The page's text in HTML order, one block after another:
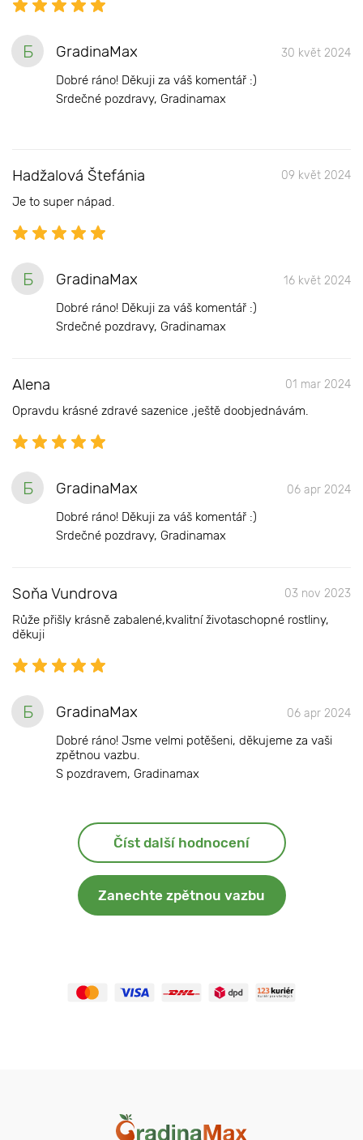
Б GradinaMax 30 květ 2024
Dobré ráno! Děkuji za váš komentář :)
Srdečné pozdravy, Gradinamax
Hadžalová Štefánia 09 květ 2024
Je to super nápad.
Б GradinaMax 16 květ 2024
Dobré ráno! Děkuji za váš komentář :)
Srdečné pozdravy, Gradinamax
Alena 01 mar 2024
Opravdu krásné zdravé sazenice ,ještě doobjednávám.
Б GradinaMax 06 apr 2024
Dobré ráno! Děkuji za váš komentář :)
Srdečné pozdravy, Gradinamax
Soňa Vundrova 03 nov 2023
Růže přišly krásně zabalené,kvalitní životaschopné rostliny,
děkuji
Б GradinaMax 06 apr 2024
Dobré ráno! Jsme velmi potěšeni, děkujeme za vaši
zpětnou vazbu.
S pozdravem, Gradinamax
Číst další hodnocení
Zanechte zpětnou vazbu